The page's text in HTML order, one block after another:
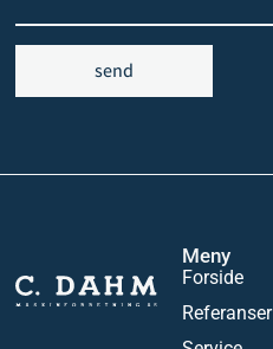
send
Meny
Forside
Referanser